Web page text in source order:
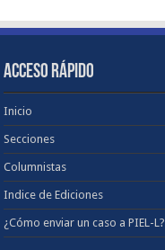
ACCESO RÁPIDO
Inicio
Secciones
Columnistas
Indice de Ediciones
¿Cómo enviar un caso a PIEL-L?